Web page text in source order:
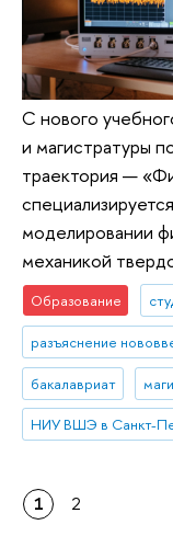
С нового
и магистратуры
траектория —
моделировании
механикой
Образование
разъяснение
бакалавриат
НИУ ВШЭ в Санкт-
1 2